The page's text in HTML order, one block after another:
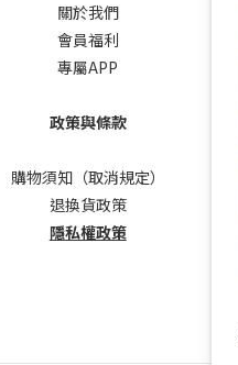
關於我們
會員福利
專屬APP
政策與條款
購物須知（取消規定）
退換貨政策
隱私權政策